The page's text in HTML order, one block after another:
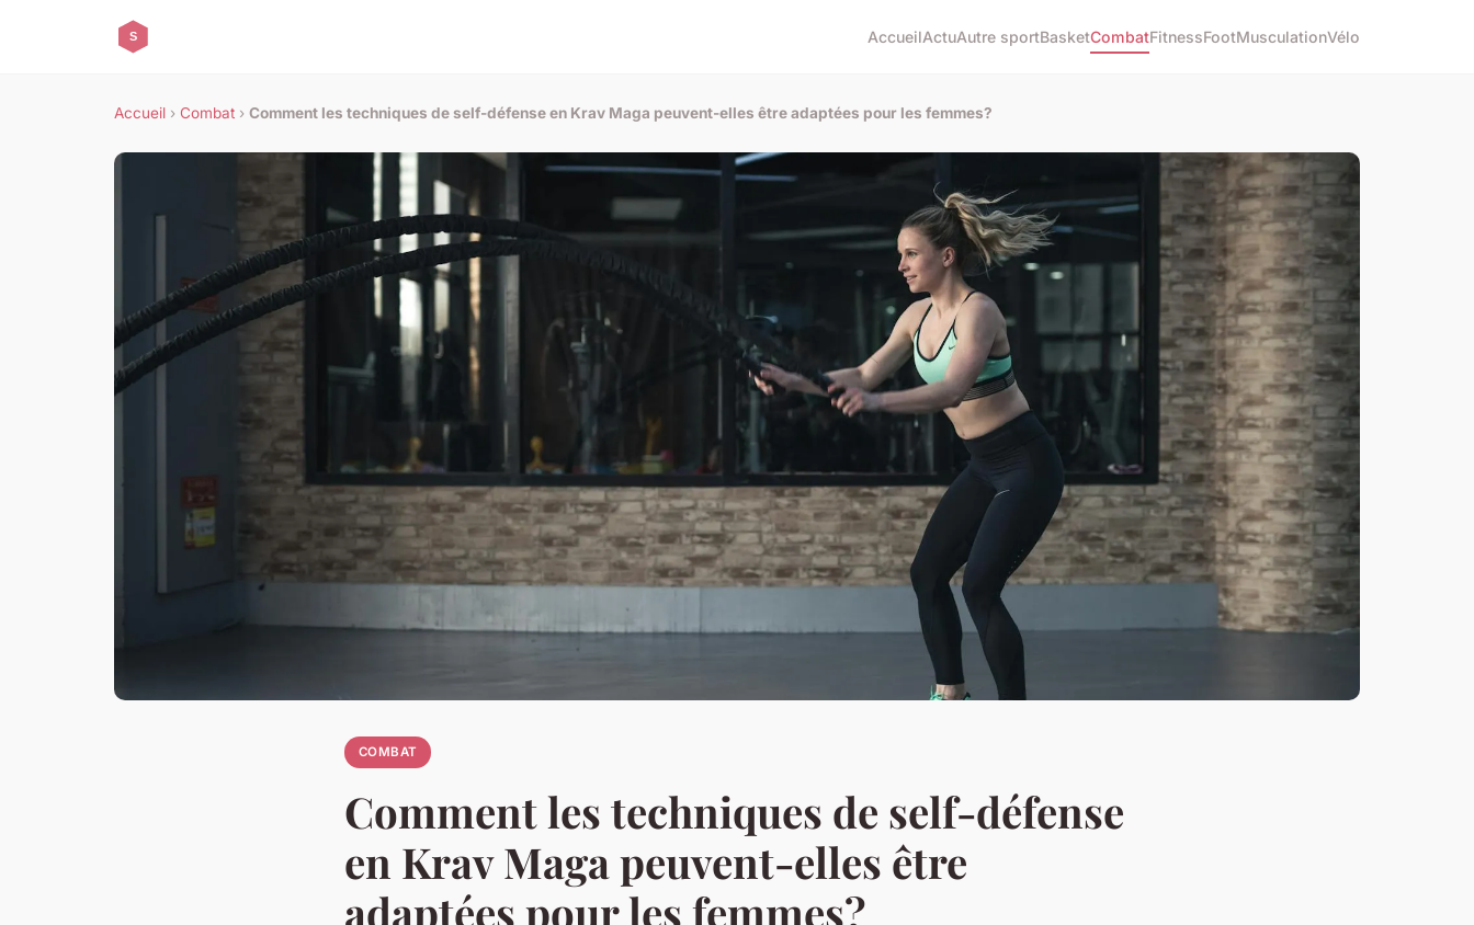
AccueilActuAutre sportBasketCombatFitnessFootMusculationVélo
Accueil › Combat › Comment les techniques de self-défense en Krav Maga peuvent-elles être adaptées pour les femmes?
COMBAT
Comment les techniques de self-défense
en Krav Maga peuvent-elles être
adaptées pour les femmes?